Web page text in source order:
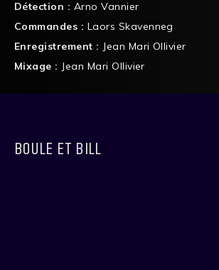
Détection : Arno Vannier
Commandes : Laors Skavenneg
Enregistrement : Jean Mari Ollivier
Mixage : Jean Mari Ollivier
BOULE ET BILL